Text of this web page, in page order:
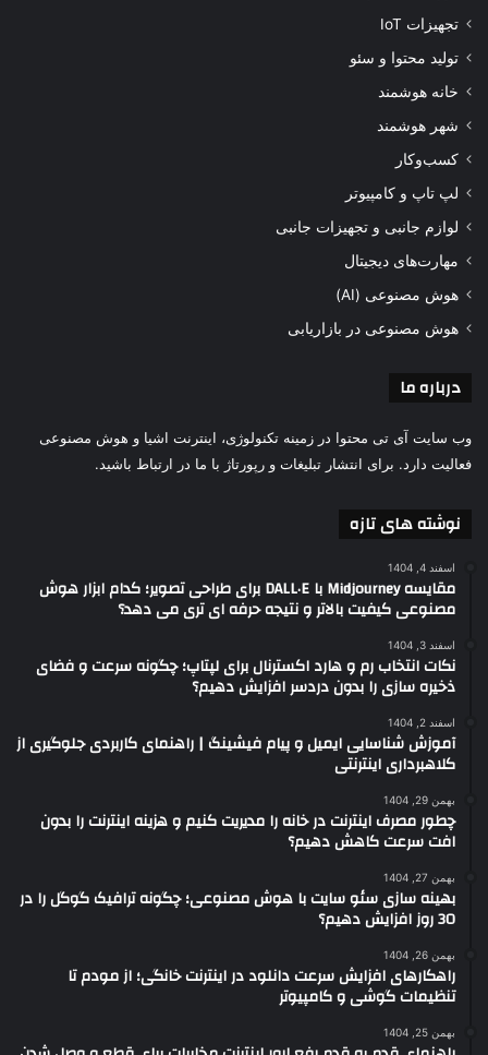
تجهیزات IoT
تولید محتوا و سئو
خانه هوشمند
شهر هوشمند
کسب‌وکار
لپ تاپ و کامپیوتر
لوازم جانبی و تجهیزات جانبی
مهارت‌های دیجیتال
هوش مصنوعی (AI)
هوش مصنوعی در بازاریابی
درباره ما
وب سایت آی تی محتوا در زمینه تکنولوژی، اینترنت اشیا و هوش مصنوعی
فعالیت دارد. برای انتشار تبلیغات و رپورتاژ با ما در ارتباط باشید.
نوشته های تازه
اسفند 4, 1404
مقایسه Midjourney با DALL·E برای طراحی تصویر؛ کدام ابزار هوش
مصنوعی کیفیت بالاتر و نتیجه حرفه ای تری می دهد؟
اسفند 3, 1404
نکات انتخاب رم و هارد اکسترنال برای لپتاپ؛ چگونه سرعت و فضای
ذخیره سازی را بدون دردسر افزایش دهیم؟
اسفند 2, 1404
آموزش شناسایی ایمیل و پیام فیشینگ | راهنمای کاربردی جلوگیری از
کلاهبرداری اینترنتی
بهمن 29, 1404
چطور مصرف اینترنت در خانه را مدیریت کنیم و هزینه اینترنت را بدون
افت سرعت کاهش دهیم؟
بهمن 27, 1404
بهینه سازی سئو سایت با هوش مصنوعی؛ چگونه ترافیک گوگل را در
30 روز افزایش دهیم؟
بهمن 26, 1404
راهکارهای افزایش سرعت دانلود در اینترنت خانگی؛ از مودم تا
تنظیمات گوشی و کامپیوتر
بهمن 25, 1404